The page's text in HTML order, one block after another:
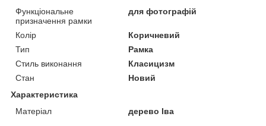
Функціональне
призначення рамки
для фотографій
Колір
Коричневий
Тип
Рамка
Стиль виконання
Класицизм
Стан
Новий
Характеристика
Матеріал
дерево Іва